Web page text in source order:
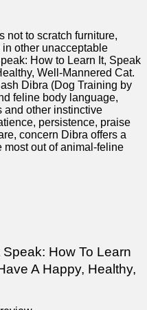
not to scratch furniture,
other unacceptable
How to Learn It, Speak
Well-Mannered Cat.
Dibra (Dog Training by
feline body language,
and other instinctive
persistence, praise
concern Dibra offers a
most out of animal-feline
How To Learn
A Happy, Healthy,